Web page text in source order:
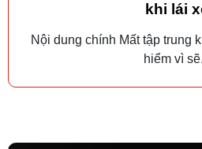
khi lái
Nội dung chính Mất tập trung
hiểm vì